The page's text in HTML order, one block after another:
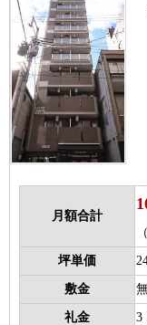
月額合計
坪単価
敷金
礼金 3